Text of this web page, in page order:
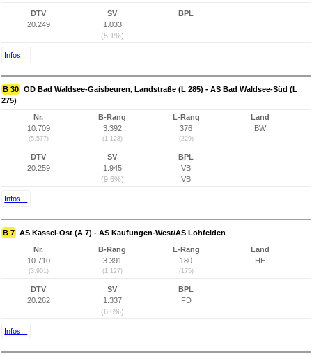
DTV
20.249
SV
1.033
(5,1%)
BPL
Infos...
B 30 OD Bad Waldsee-Gaisbeuren, Landstraße (L 285) - AS Bad Waldsee-Süd (L
275)
Nr.
10.709
(5.577)
B-Rang
3.392
(1.128)
L-Rang
376
(229)
Land
BW
DTV
20.259
SV
1.945
(9,6%)
BPL
VB
VB
Infos...
B 7 AS Kassel-Ost (A 7) - AS Kaufungen-West/AS Lohfelden
Nr.
10.710
(3.901)
B-Rang
3.391
(1.127)
L-Rang
180
(175)
Land
HE
DTV
20.262
SV
1.337
(6,6%)
BPL
FD
Infos...